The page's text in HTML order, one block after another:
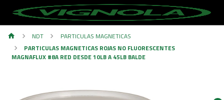
NDT
PARTICULAS MAGNETICAS
PARTICULAS MAGNETICAS ROJAS NO FLUORESCENTES
MAGNAFLUX #8A RED DESDE 10LB A 45LB BALDE